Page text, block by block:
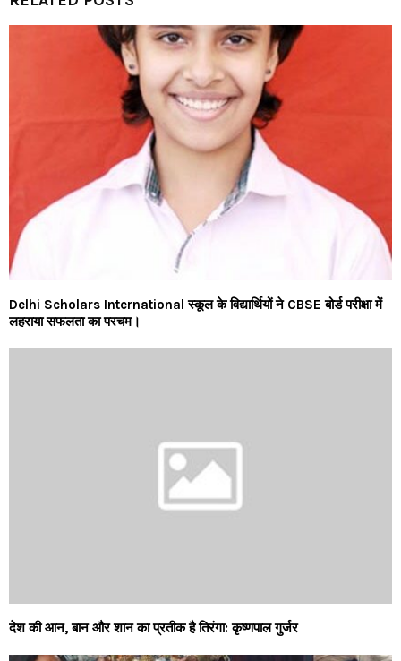
Delhi Scholars International स्कूल के विद्यार्थियों ने CBSE बोर्ड परीक्षा में
लहराया सफलता का परचम।
देश की आन, बान और शान का प्रतीक है तिरंगा: कृष्णपाल गुर्जर